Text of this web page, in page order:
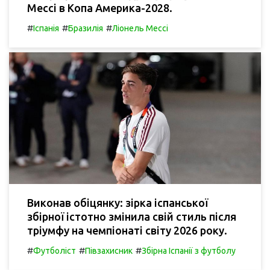
Мессі в Копа Америка-2028.
#Іспанія #Бразилія #Ліонель Мессі
Виконав обіцянку: зірка іспанської
збірної істотно змінила свій стиль після
тріумфу на чемпіонаті світу 2026 року.
#Футболіст #Півзахисник #Збірна Іспанії з футболу